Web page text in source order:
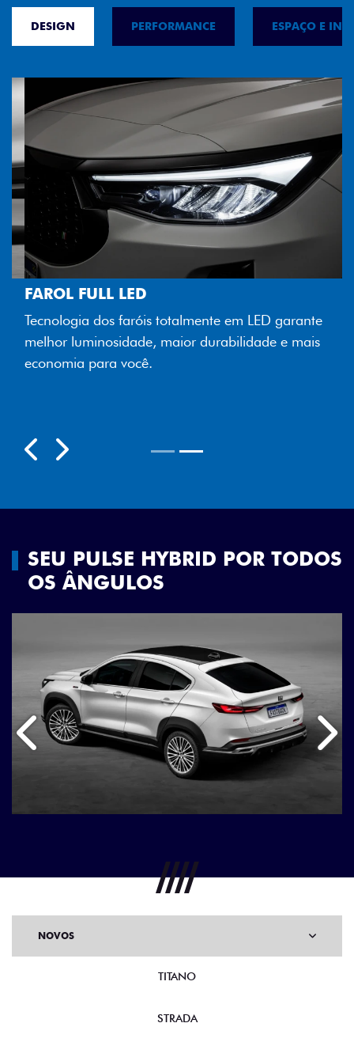
DESIGN PERFORMANCE ESPAÇO E
FAROL FULL LED
Tecnologia dos faróis totalmente em LED garante
melhor luminosidade, maior durabilidade e mais
economia para você.
Previous
Next
Rodas aro 18"
SEU PULSE HYBRID POR TODOS
OS ÂNGULOS
Anterior
NOVOS
TITANO
STRADA